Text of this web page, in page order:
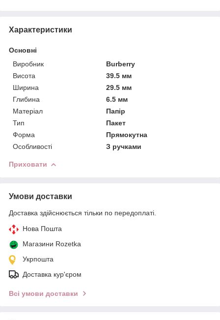
Характеристики
Основні
Виробник
Burberry
Висота
39.5 мм
Ширина
29.5 мм
Глибина
6.5 мм
Матеріал
Папір
Тип
Пакет
Форма
Прямокутна
Особливості
З ручками
Приховати
Умови доставки
Доставка здійснюється тільки по передоплаті.
Нова Пошта
Магазини Rozetka
Укрпошта
Доставка кур'єром
Всі умови доставки